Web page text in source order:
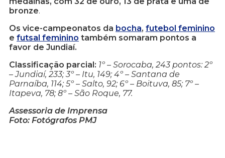
bronze.
Os vice-campeonatos da bocha, futebol feminino
e futsal feminino também somaram pontos a
favor de Jundiaí.
Classificação parcial: 1º – Sorocaba, 243 pontos: 2º
– Jundiaí, 233; 3º – Itu, 149; 4º – Santana de
Parnaíba, 114; 5º – Salto, 92; 6º – Boituva, 85; 7º –
Itapeva, 78; 8º – São Roque, 77.
Assessoria de Imprensa
Foto: Fotógrafos PMJ